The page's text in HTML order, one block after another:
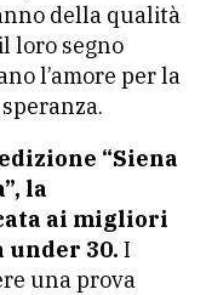
della qualità
loro segno
l’amore per la
“Siena
la
ai migliori
under 30. I
una prova